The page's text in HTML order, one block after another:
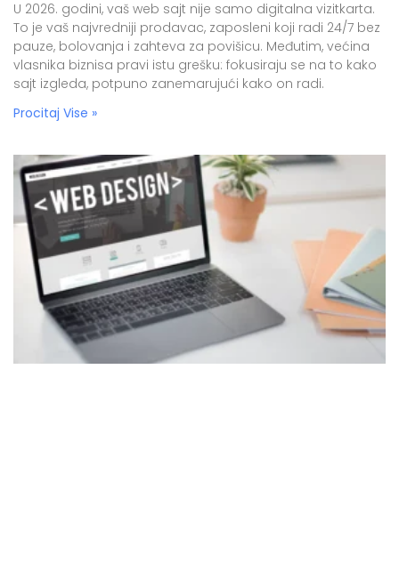
U 2026. godini, vaš web sajt nije samo digitalna vizitkarta.
To je vaš najvredniji prodavac, zaposleni koji radi 24/7 bez
pauze, bolovanja i zahteva za povišicu. Međutim, većina
vlasnika biznisa pravi istu grešku: fokusiraju se na to kako
sajt izgleda, potpuno zanemarujući kako on radi.
Procitaj Vise »